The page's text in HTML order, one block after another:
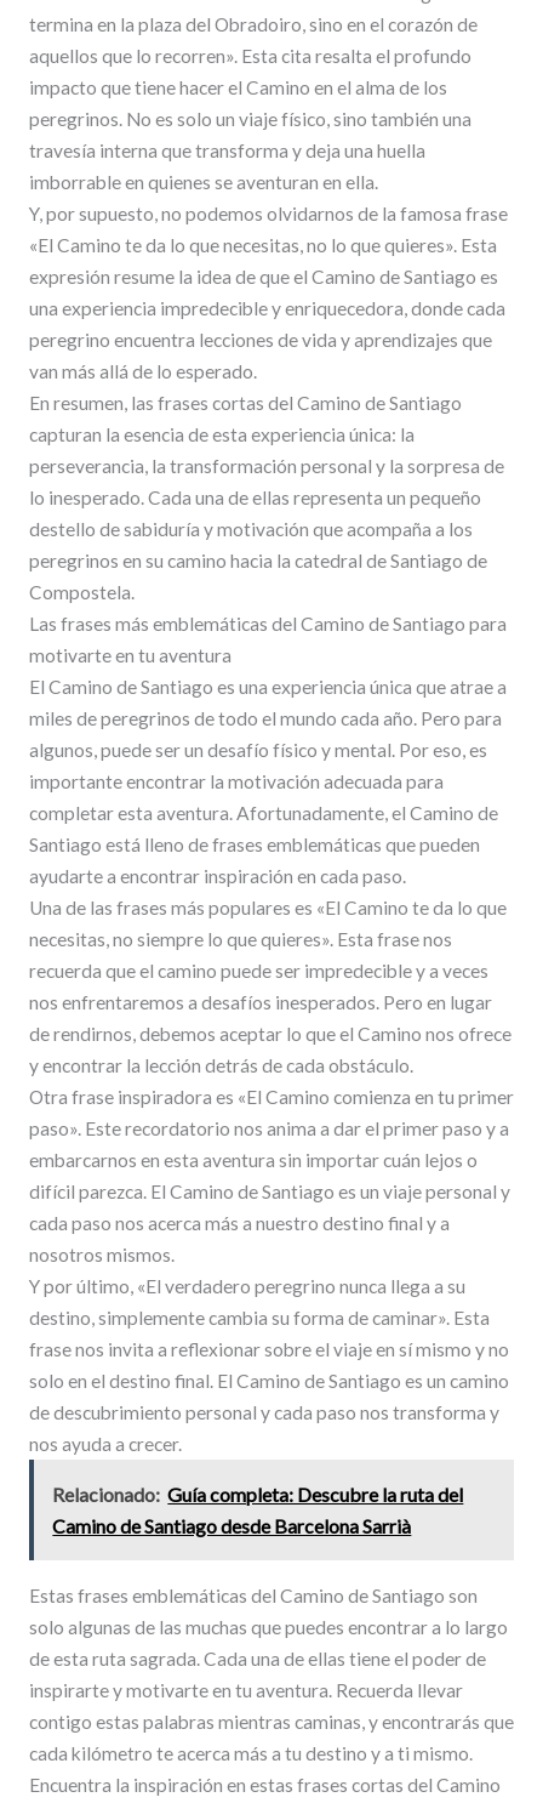
termina en la plaza del Obradoiro, sino en el corazón de
aquellos que lo recorren». Esta cita resalta el profundo
impacto que tiene hacer el Camino en el alma de los
peregrinos. No es solo un viaje físico, sino también una
travesía interna que transforma y deja una huella
imborrable en quienes se aventuran en ella.
Y, por supuesto, no podemos olvidarnos de la famosa frase
«El Camino te da lo que necesitas, no lo que quieres». Esta
expresión resume la idea de que el Camino de Santiago es
una experiencia impredecible y enriquecedora, donde cada
peregrino encuentra lecciones de vida y aprendizajes que
van más allá de lo esperado.
En resumen, las frases cortas del Camino de Santiago
capturan la esencia de esta experiencia única: la
perseverancia, la transformación personal y la sorpresa de
lo inesperado. Cada una de ellas representa un pequeño
destello de sabiduría y motivación que acompaña a los
peregrinos en su camino hacia la catedral de Santiago de
Compostela.
Las frases más emblemáticas del Camino de Santiago para
motivarte en tu aventura
El Camino de Santiago es una experiencia única que atrae a
miles de peregrinos de todo el mundo cada año. Pero para
algunos, puede ser un desafío físico y mental. Por eso, es
importante encontrar la motivación adecuada para
completar esta aventura. Afortunadamente, el Camino de
Santiago está lleno de frases emblemáticas que pueden
ayudarte a encontrar inspiración en cada paso.
Una de las frases más populares es «El Camino te da lo que
necesitas, no siempre lo que quieres». Esta frase nos
recuerda que el camino puede ser impredecible y a veces
nos enfrentaremos a desafíos inesperados. Pero en lugar
de rendirnos, debemos aceptar lo que el Camino nos ofrece
y encontrar la lección detrás de cada obstáculo.
Otra frase inspiradora es «El Camino comienza en tu primer
paso». Este recordatorio nos anima a dar el primer paso y a
embarcarnos en esta aventura sin importar cuán lejos o
difícil parezca. El Camino de Santiago es un viaje personal y
cada paso nos acerca más a nuestro destino final y a
nosotros mismos.
Y por último, «El verdadero peregrino nunca llega a su
destino, simplemente cambia su forma de caminar». Esta
frase nos invita a reflexionar sobre el viaje en sí mismo y no
solo en el destino final. El Camino de Santiago es un camino
de descubrimiento personal y cada paso nos transforma y
nos ayuda a crecer.
Relacionado: Guía completa: Descubre la ruta del
Camino de Santiago desde Barcelona Sarrià
Estas frases emblemáticas del Camino de Santiago son
solo algunas de las muchas que puedes encontrar a lo largo
de esta ruta sagrada. Cada una de ellas tiene el poder de
inspirarte y motivarte en tu aventura. Recuerda llevar
contigo estas palabras mientras caminas, y encontrarás que
cada kilómetro te acerca más a tu destino y a ti mismo.
Encuentra la inspiración en estas frases cortas del Camino